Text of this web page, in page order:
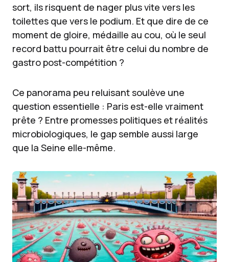
sort, ils risquent de nager plus vite vers les
toilettes que vers le podium. Et que dire de ce
moment de gloire, médaille au cou, où le seul
record battu pourrait être celui du nombre de
gastro post-compétition ?
Ce panorama peu reluisant soulève une
question essentielle : Paris est-elle vraiment
prête ? Entre promesses politiques et réalités
microbiologiques, le gap semble aussi large
que la Seine elle-même.